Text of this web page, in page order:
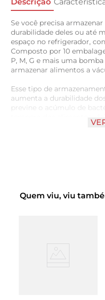
Se você precisa
durabilidade deles ou até
espaço no refrigerador,
Composto por 10
P, M, G e mais uma
armazenar alimentos a
Esse tipo de
aumenta a durabilidade
previne o acúmulo de
tempero dos alimentos,
2 embalagens G - 30cm
Quem viu, viu